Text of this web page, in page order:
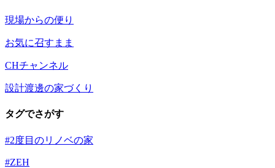
現場からの便り
お気に召すまま
CHチャンネル
設計渡邊の家づくり
タグでさがす
#2度目のリノベの家
#ZEH